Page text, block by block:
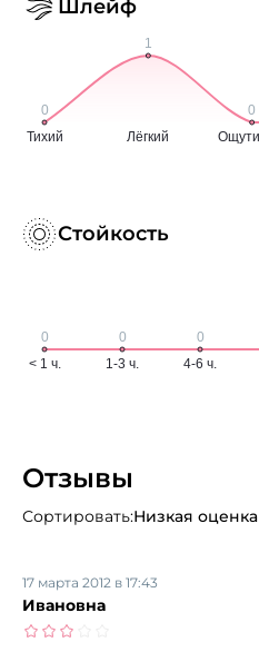
Шлейф
Стойкость
Отзывы
Сортировать:Низкая оценка
Ивановна
17 марта 2012 в 17:43